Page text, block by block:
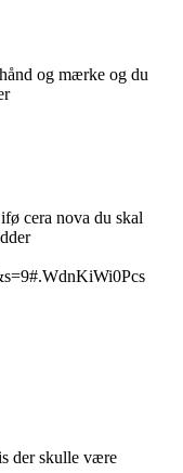
og mærke og du
cera nova du skal
der skulle være